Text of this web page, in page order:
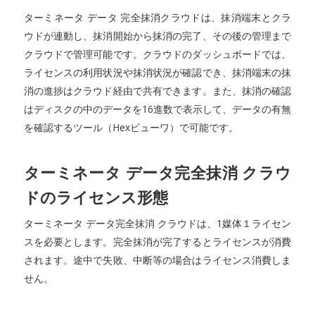
ターミネータ データ 完全抹消クラウドは、抹消端末とクラ
ウドが連動し、抹消開始から抹消の完了、その後の管理まで
クラウドで管理可能です。クラウドのダッシュボードでは、
ライセンスの利用状況や抹消状況が確認でき、抹消端末の抹
消の進捗はクラウド経由で共有できます。また、抹消の確認
はディスクの中のデータを16進数で表示して、データの有無
を確認するツール（Hexビューワ）で可能です。
ターミネータ データ完全抹消 クラウ
ドのライセンス形態
ターミネータ データ完全抹消 クラウドは、1媒体１ライセン
スを必要とします。完全抹消が完了するとライセンスが消費
されます。途中で失敗、中断等の場合はライセンス消費しま
せん。